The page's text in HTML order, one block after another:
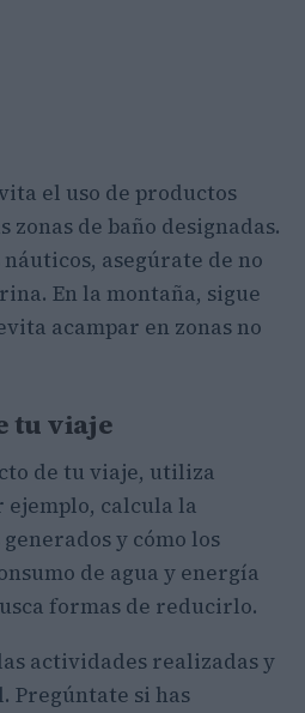
el uso de productos
zonas de baño designadas.
asegúrate de no
En la montaña, sigue
acampar en zonas no
tu viaje
de tu viaje, utiliza
ejemplo, calcula la
y cómo los
de agua y energía
formas de reducirlo.
actividades realizadas y
Pregúntate si has